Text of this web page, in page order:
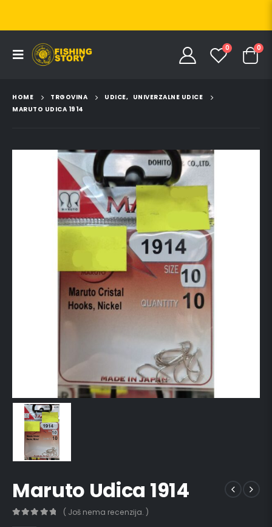
0 0
HOME TRGOVINA UDICE, UNIVERZALNE UDICE
MARUTO UDICA 1914
Maruto Udica 1914
( Još nema recenzija. )